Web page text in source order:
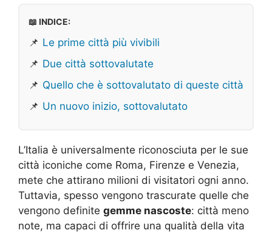
📖 INDICE:
📌 Le prime città più vivibili
📌 Due città sottovalutate
📌 Quello che è sottovalutato di queste città
📌 Un nuovo inizio, sottovalutato
L’Italia è universalmente riconosciuta per le sue
città iconiche come Roma, Firenze e Venezia,
mete che attirano milioni di visitatori ogni anno.
Tuttavia, spesso vengono trascurate quelle che
vengono definite gemme nascoste: città meno
note, ma capaci di offrire una qualità della vita